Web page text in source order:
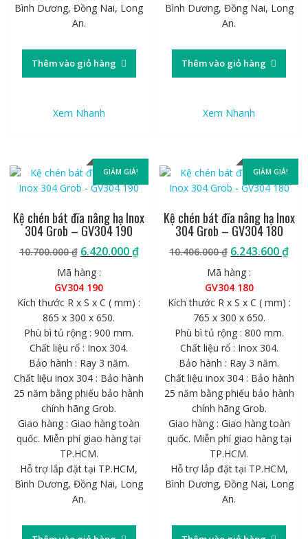
Bình Dương, Đồng Nai, Long
An.
Thêm vào giỏ hàng
Xem Nhanh
Bình Dương, Đồng Nai, Long
An.
Thêm vào giỏ hàng
Xem Nhanh
GIẢM GIÁ!
Kệ chén bát đĩa nâng hạ Inox
304 Grob – GV304 190
10.700.000₫ Giá
gốc
là:
10.700.000 ₫.
6.420.000₫Giá
6.420.000 ₫.
Mã hàng :
GV304 190
Kích thước R x S x C ( mm) :
865 x 300 x 650.
Phù bì tủ rộng : 900 mm.
Chất liệu rổ : Inox 304.
Bảo hành : Ray 3 năm.
Chất liệu inox 304 : Bảo hành
25 năm bằng phiếu bảo hành
chính hãng Grob.
Giao hàng : Giao hàng toàn
quốc. Miễn phí giao hàng tại
TP.HCM.
Hỗ trợ lắp đặt tại TP.HCM,
Bình Dương, Đồng Nai, Long
An.
GIẢM GIÁ!
Kệ chén bát đĩa nâng hạ Inox
304 Grob – GV304 180
10.406.000₫ Giá
gốc
là:
10.406.000 ₫.
6.243.600₫Giá
Mã hàng :
GV304 180
Kích thước R x S x C ( mm) :
765 x 300 x 650.
Phù bì tủ rộng : 800 mm.
Chất liệu rổ : Inox 304.
Bảo hành : Ray 3 năm.
Chất liệu inox 304 : Bảo hành
25 năm bằng phiếu bảo hành
chính hãng Grob.
Giao hàng : Giao hàng toàn
quốc. Miễn phí giao hàng tại
TP.HCM.
Hỗ trợ lắp đặt tại TP.HCM,
Bình Dương, Đồng Nai, Long
An.